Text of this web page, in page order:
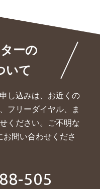
ーの
いて
し込みは、お近くの
フリーダイヤル、ま
ください。ご不明な
お問い合わせくださ
505